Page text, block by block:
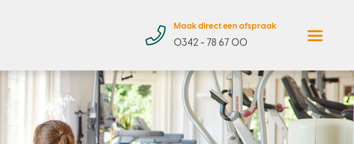
Maak direct een afspraak
0342 - 78 67 00